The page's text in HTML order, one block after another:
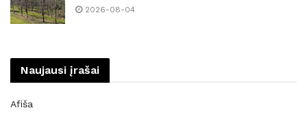
2026-08-04
Naujausi įrašai
Afiša